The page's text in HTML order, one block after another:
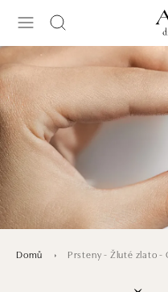
Domů Prsteny - Žluté zlato -